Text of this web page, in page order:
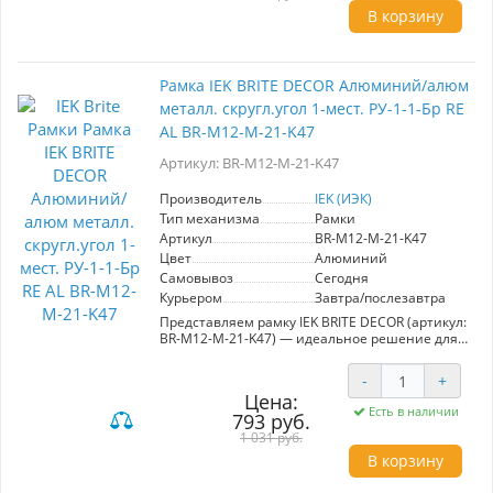
дизайн и высокое качество материалов, что
делает рамку идеальным выбором как для
Цвет металлик и разнообразие моделей
позволяют легко интегрировать изделия в
любой интерьер, сохраняя единство стиля.
Эта рамка с одним местом подключения
станет надежным и эстетически
привлекательным элементом вашего
пространства. выборы, соответствующие
современным тенденциям.
В корзину
Рамка IEK BRITE DECOR Алюминий/алюм
металл. скругл.угол 1-мест. РУ-1-1-Бр RE
AL BR-M12-M-21-K47
Артикул: BR-M12-M-21-K47
Производитель
IEK (ИЭК)
Тип механизма
Рамки
Артикул
BR-M12-M-21-K47
Цвет
Алюминий
Самовывоз
Сегодня
Курьером
Завтра/послезавтра
Представляем рамку IEK BRITE DECOR (артикул:
BR-M12-M-21-K47) — идеальное решение для
рамка, выполненная из алюминия с
скругленными углами, сочетает в себе
стильный дизайн и высокую
функциональность. Созданная в рамках серии
"BRITE", она предлагает надежность и
долговечность, что делает ее отличным
выбором как для жилых, так и для
Цена:
793 руб.
1 031 руб.
- +
Есть в наличии
В корзину